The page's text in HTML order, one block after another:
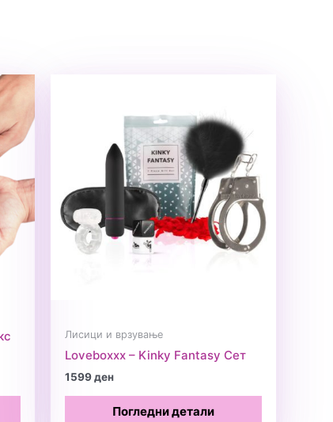
Лисици и врзување
Loveboxxx – Kinky Fantasy Сет
1599ден
Погледни детали